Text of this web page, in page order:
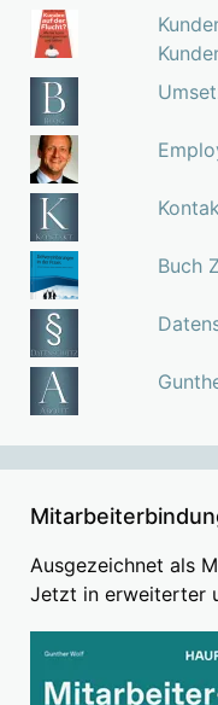
Buch
Ausgezeichnet als
Jetzt in erweiterter